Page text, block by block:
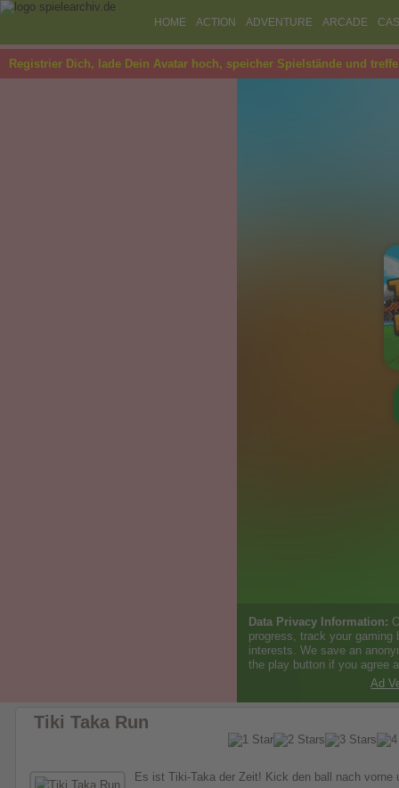
HOME ACTION ADVENTURE ARCADE
Registrier Dich, lade Dein Avatar hoch, speicher Spielstände und
Tiki Taka Run
Es ist Tiki-Taka der Zeit! Kick den ball nach vorne